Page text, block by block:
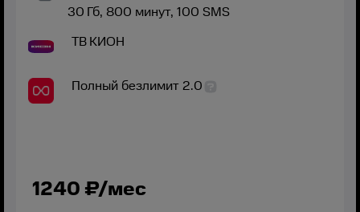
30 Гб, 800 минут, 100 SMS
ТВКИОН
Полный безлимит 2.0
1240 ₽/мес